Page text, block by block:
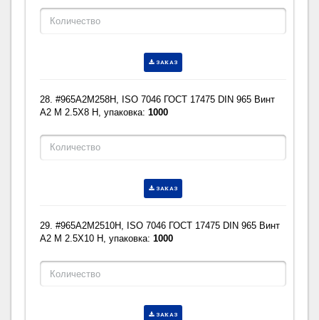
ЗАКАЗ
28. #965A2M258H, ISO 7046 ГОСТ 17475 DIN 965 Винт
A2 M 2.5X8 H, упаковка:1000
ЗАКАЗ
29. #965A2M2510H, ISO 7046 ГОСТ 17475 DIN 965 Винт
A2 M 2.5X10 H, упаковка:1000
ЗАКАЗ